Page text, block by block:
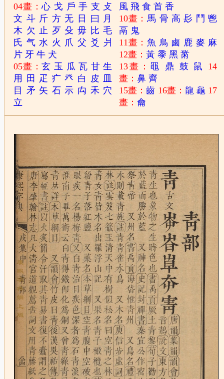
04畫：心 戈 戶 手 支 攴
文 斗 斤 方 无 日 曰 月
木 欠 止 歹 殳 毋 比 毛
氏 气 水 火 爪 父 爻 爿
片 牙 牛 犬
05畫：玄 玉 瓜 瓦 甘 生
用
田 疋 疒 癶 白 皮
目
矛 矢 石 示 禸 禾 穴
立
風 飛 食 首 香
10畫：馬 骨 高 髟 鬥 鬯
鬲 鬼
11畫：魚 鳥 鹵 鹿 麥 麻
12畫：黃 黍 黑 黹
13畫： 黽 鼎 鼓 鼠
14
畫：鼻 齊
15畫：齒 16畫： 龍 龜 17
畫：龠